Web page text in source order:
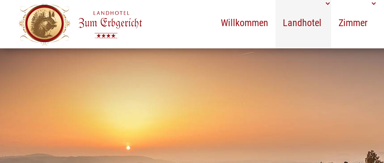
Willkommen Landhotel Zimmer